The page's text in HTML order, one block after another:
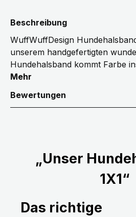
Beschreibung
WuffWuffDesign
unserem handgefertigten
Hundehalsband kommt Farbe
Mehr
Bewertungen
„Unser
1X1“
Das richtige